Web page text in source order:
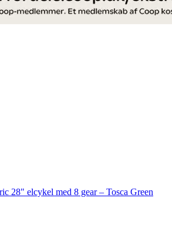
28" elcykel med 8 gear – Tosca Green